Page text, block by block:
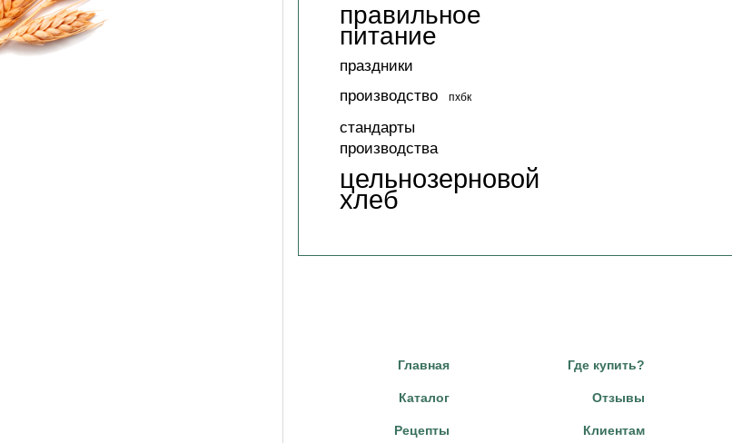
правильное
питание
праздники
производство
пхбк
стандарты
производства
цельнозерновой
хлеб
Главная
Каталог
Рецепты
Где купить?
Отзывы
Клиентам